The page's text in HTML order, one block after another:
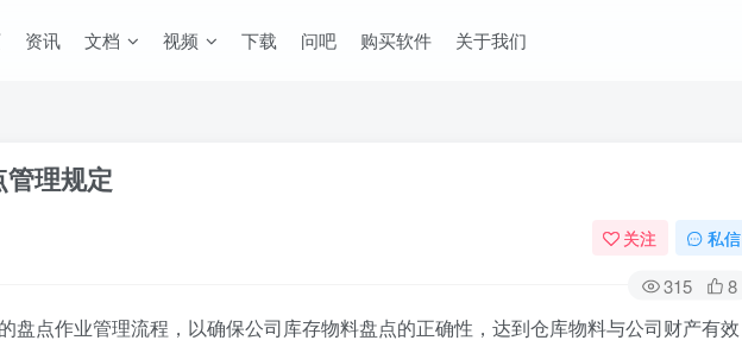
资讯 文档 视频 下载 问吧 购买软件 关于我们
理规定
关注 私信
315 8
盘点作业管理流程，以确保公司库存物料盘点的正确性，达到仓库物料与公司财产有效